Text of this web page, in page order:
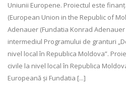
Uniunii Europene. Proiectul este
(European Union in the Republic of
Adenauer (Fundatia Konrad
intermediul Programului de granturi
nivel local în Republica Moldova”.
civile la nivel local în Republica
Europeană și Fundatia [...]